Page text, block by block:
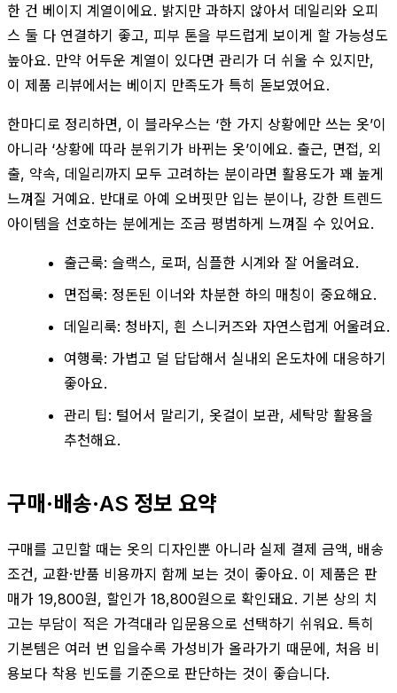
한 건 베이지 계열이에요. 밝지만 과하지 않아서 데일리와 오피
스 둘 다 연결하기 좋고, 피부 톤을 부드럽게 보이게 할 가능성도
높아요. 만약 어두운 계열이 있다면 관리가 더 쉬울 수 있지만,
이 제품 리뷰에서는 베이지 만족도가 특히 돋보였어요.
한마디로 정리하면, 이 블라우스는 ‘한 가지 상황에만 쓰는 옷’이
아니라 ‘상황에 따라 분위기가 바뀌는 옷’이에요. 출근, 면접, 외
출, 약속, 데일리까지 모두 고려하는 분이라면 활용도가 꽤 높게
느껴질 거예요. 반대로 아예 오버핏만 입는 분이나, 강한 트렌드
아이템을 선호하는 분에게는 조금 평범하게 느껴질 수 있어요.
출근룩: 슬랙스, 로퍼, 심플한 시계와 잘 어울려요.
면접룩: 정돈된 이너와 차분한 하의 매칭이 중요해요.
데일리룩: 청바지, 흰 스니커즈와 자연스럽게 어울려요.
여행룩: 가볍고 덜 답답해서 실내외 온도차에 대응하기
좋아요.
관리 팁: 털어서 말리기, 옷걸이 보관, 세탁망 활용을
추천해요.
구매·배송·AS 정보 요약
구매를 고민할 때는 옷의 디자인뿐 아니라 실제 결제 금액, 배송
조건, 교환·반품 비용까지 함께 보는 것이 좋아요. 이 제품은 판
매가 19,800원, 할인가 18,800원으로 확인돼요. 기본 상의 치
고는 부담이 적은 가격대라 입문용으로 선택하기 쉬워요. 특히
기본템은 여러 번 입을수록 가성비가 올라가기 때문에, 처음 비
용보다 착용 빈도를 기준으로 판단하는 것이 좋습니다.